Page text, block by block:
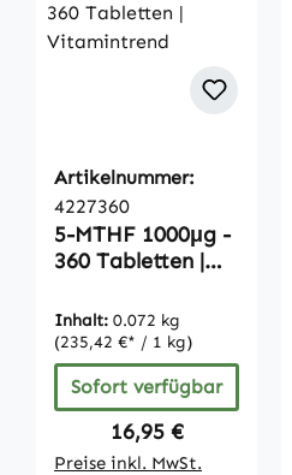
Artikelnummer:
4227360
5-MTHF 1000μg -
360 Tabletten |
Inhalt: 0.072 kg
(235,42 €* / 1 kg)
Sofort verfügbar
Regulärer Preis:
16,95 €
Preise inkl. MwSt.